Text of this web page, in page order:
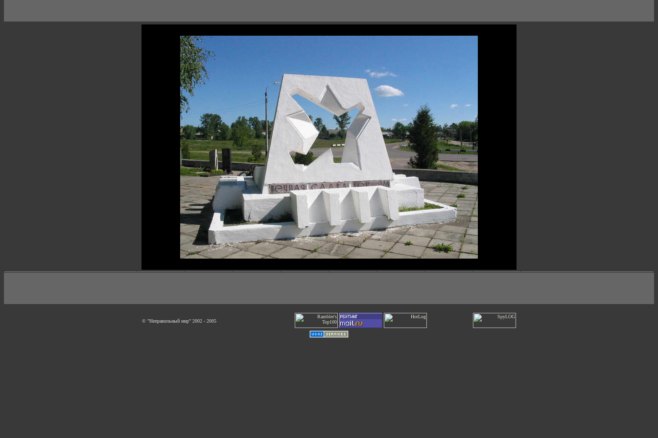
© "Неправильный мир" 2002 - 2005